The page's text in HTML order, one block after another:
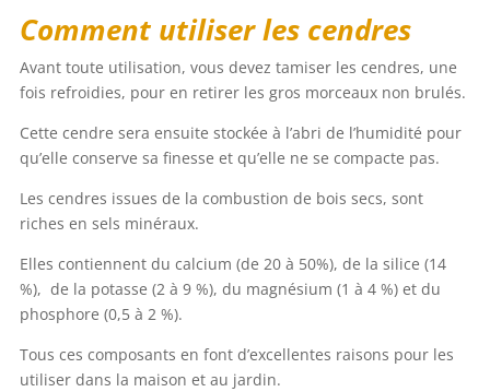
Comment utiliser les cendres
Avant toute utilisation, vous devez tamiser les cendres, une
fois refroidies, pour en retirer les gros morceaux non brulés.
Cette cendre sera ensuite stockée à l’abri de l’humidité pour
qu’elle conserve sa finesse et qu’elle ne se compacte pas.
Les cendres issues de la combustion de bois secs, sont
riches en sels minéraux.
Elles contiennent du calcium (de 20 à 50%), de la silice (14
%), de la potasse (2 à 9 %), du magnésium (1 à 4 %) et du
phosphore (0,5 à 2 %).
Tous ces composants en font d’excellentes raisons pour les
utiliser dans la maison et au jardin.